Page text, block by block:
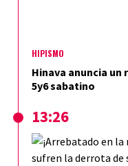
HIPISMO
Hinava anuncia
5y6 sabatino
13:26